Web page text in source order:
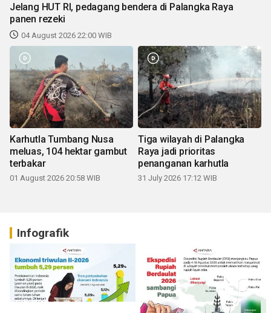
Jelang HUT RI, pedagang bendera di Palangka Raya
panen rezeki
04 August 2026 22:00 WIB
Karhutla Tumbang Nusa
meluas, 104 hektar gambut
terbakar
01 August 2026 20:58 WIB
Tiga wilayah di Palangka
Raya jadi prioritas
penanganan karhutla
31 July 2026 17:12 WIB
Infografik